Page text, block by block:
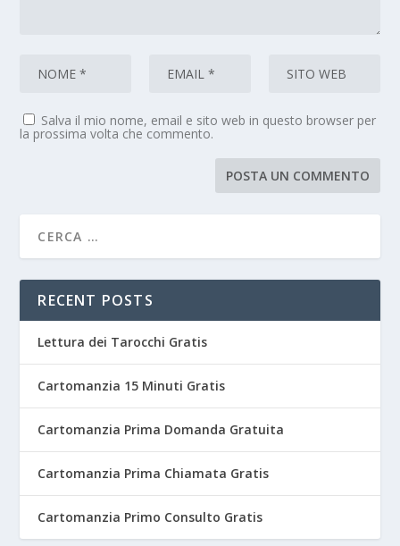
Salva il mio nome, email e sito web in questo browser per
la prossima volta che commento.
RECENT POSTS
Lettura dei Tarocchi Gratis
Cartomanzia 15 Minuti Gratis
Cartomanzia Prima Domanda Gratuita
Cartomanzia Prima Chiamata Gratis
Cartomanzia Primo Consulto Gratis